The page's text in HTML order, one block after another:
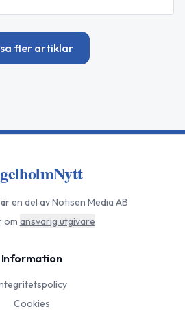
fler artiklar
en del av Notisen Media AB
om ansvarig utgivare
Information
Cookies